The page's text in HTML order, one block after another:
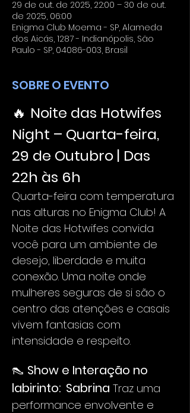
29 de out. de 2025, 22:00 – 30 de out.
de 2025, 06:00
Enigma Club Moema - SP, Alameda
dos Aicás, 1287 - Indianópolis, São
Paulo - SP, 04086-003, Brasil
SOBRE O EVENTO
🔥 Noite das Hotwifes
Night – Quarta-feira,
29 de Outubro | Das
22h às 6h
Quarta-feira com temperatura
nas alturas no Enigma Club! A
Noite das Hotwifes convida
você para um ambiente de
desejo, liberdade e muita
conexão. Uma noite onde
mulheres seguras de si são o
centro das atenções e casais
vivem fantasias com
intensidade e respeito.
👠 Show e Interação no
labirinto: Sabrina Traz uma
performance envolvente e